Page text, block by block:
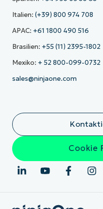
Italien: (+39) 800 974 708
APAC: +61 1800 490 516
Brasilien: +55 (11) 2395-1802
Mexiko: + 52 800-099-0732
sales@ninjaone.com
Cookie